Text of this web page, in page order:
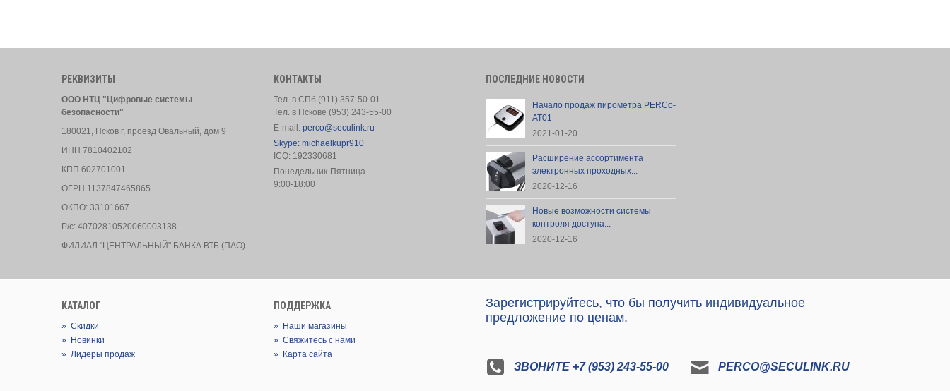
РЕКВИЗИТЫ
ООО НТЦ "Цифровые системы
безопасности"
180021, Псков г, проезд Овальный, дом 9
ИНН 7810402102
КПП 602701001
ОГРН 1137847465865
ОКПО: 33101667
Р/с: 40702810520060003138
ФИЛИАЛ "ЦЕНТРАЛЬНЫЙ" БАНКА ВТБ (ПАО)
КОНТАКТЫ
Тел. в СПб (911) 357-50-01
Тел. в Пскове (953) 243-55-00
E-mail: perco@seculink.ru
Skype: michaelkupr910
ICQ: 192330681
Понедельник-Пятница
9:00-18:00
ПОСЛЕДНИЕ НОВОСТИ
Начало продаж пирометра PERCo-
AT01
2021-01-20
Расширение ассортимента
электронных проходных...
2020-12-16
Новые возможности системы
контроля доступа...
2020-12-16
КАТАЛОГ
» Скидки
» Новинки
» Лидеры продаж
ПОДДЕРЖКА
» Наши магазины
» Свяжитесь с нами
» Карта сайта
Зарегистрируйтесь, что бы получить индивидуальное
предложение по ценам.
ЗВОНИТЕ +7 (953) 243-55-00 PERCO@SECULINK.RU